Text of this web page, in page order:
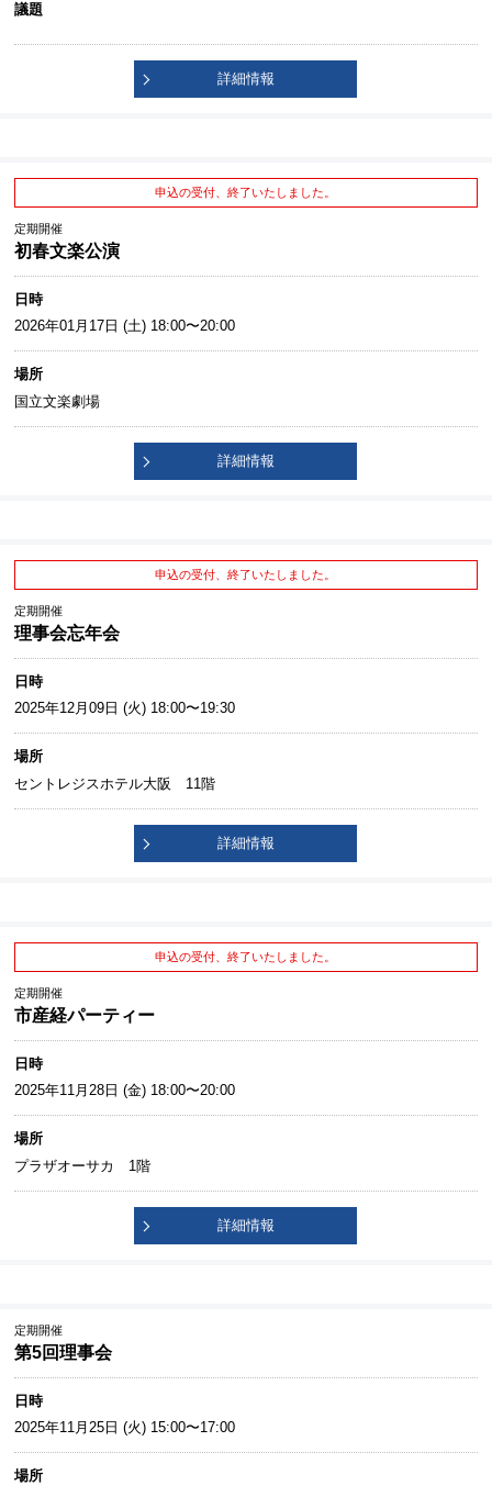
議題
詳細情報
申込の受付、終了いたしました。
定期開催
初春文楽公演
日時
2026年01月17日 (土) 18:00〜20:00
場所
国立文楽劇場
詳細情報
申込の受付、終了いたしました。
定期開催
理事会忘年会
日時
2025年12月09日 (火) 18:00〜19:30
場所
セントレジスホテル大阪 11階
詳細情報
申込の受付、終了いたしました。
定期開催
市産経パーティー
日時
2025年11月28日 (金) 18:00〜20:00
場所
プラザオーサカ 1階
詳細情報
定期開催
第5回理事会
日時
2025年11月25日 (火) 15:00〜17:00
場所